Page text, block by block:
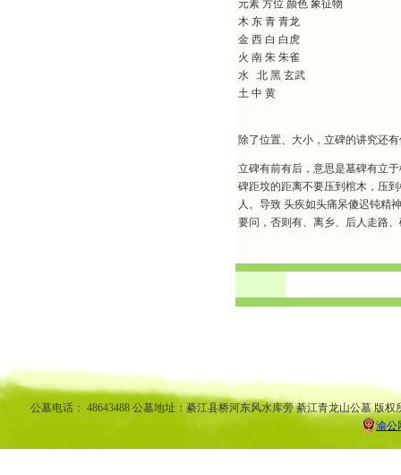
元素 方位 颜色 象征物
木 东 青 青龙
金 西 白 白虎
火 南 朱 朱雀
水 北 黑 玄武
土 中 黄
除了位置、大小，立碑的讲究还
立碑有前有后，意思是墓碑有立
碑距坟的距离不要压到棺木，压
人。导致 头疾如头痛呆傻迟钝精
要问，否则有、离乡、后人走路
公墓电话： 48643488 公墓地址：綦江县桥河东风水库旁 綦江青龙山公墓 版
渝公